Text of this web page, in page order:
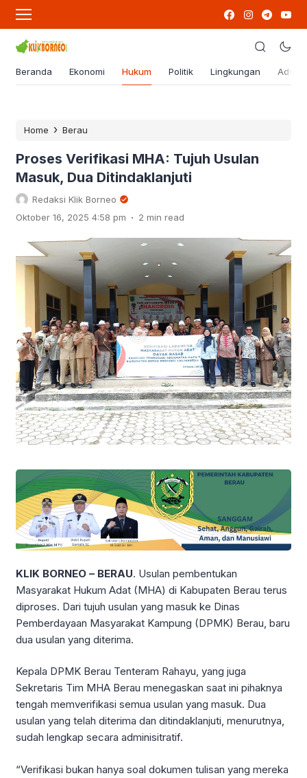
Beranda Ekonomi Hukum Politik Lingkungan
Home › Berau
Proses Verifikasi MHA: Tujuh Usulan
Masuk, Dua Ditindaklanjuti
Redaksi Klik Borneo
Oktober 16, 2025 4:58 pm . 2 min read
KLIK BORNEO – BERAU. Usulan pembentukan
Masyarakat Hukum Adat (MHA) di Kabupaten Berau terus
diproses. Dari tujuh usulan yang masuk ke Dinas
Pemberdayaan Masyarakat Kampung (DPMK) Berau, baru
dua usulan yang diterima.
Kepala DPMK Berau Tenteram Rahayu, yang juga
Sekretaris Tim MHA Berau menegaskan saat ini pihaknya
tengah memverifikasi semua usulan yang masuk. Dua
usulan yang telah diterima dan ditindaklanjuti, menurutnya,
sudah lengkap secara adminisitratif.
“Verifikasi bukan hanya soal dokumen tulisan yang mereka